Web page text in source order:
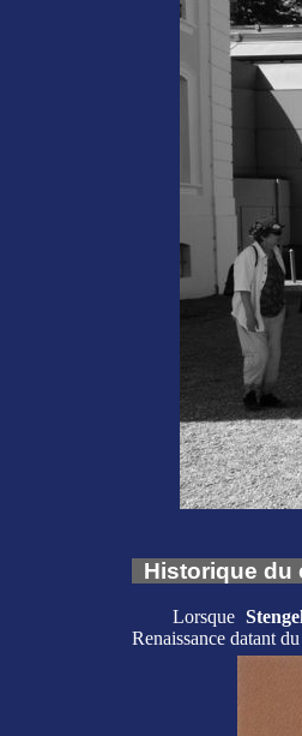
Historique du
Lorsque
Renaissance datant